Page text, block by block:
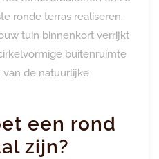
ronde terras realiseren.
tuin binnenkort verrijkt
buitenruimte
de natuurlijke
een rond
zijn?